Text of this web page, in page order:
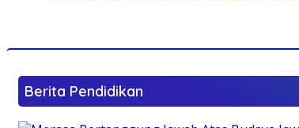
Berita Pendidikan